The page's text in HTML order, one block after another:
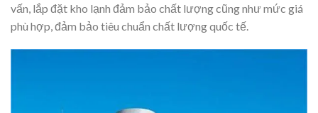
vấn, lắp đặt kho lạnh đảm bảo chất lượng cũng như mức giá
phù hợp, đảm bảo tiêu chuẩn chất lượng quốc tế.